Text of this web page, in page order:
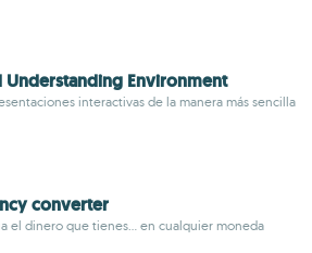
Understanding Environment
interactivas de la manera más sencilla
converter
el dinero que tienes... en cualquier moneda